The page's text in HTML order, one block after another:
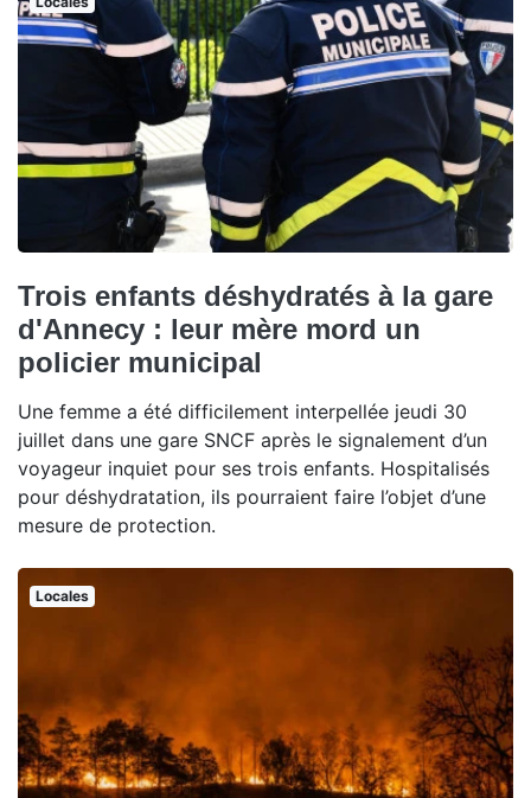
Trois enfants déshydratés à la gare
d'Annecy : leur mère mord un
policier municipal
Une femme a été difficilement interpellée jeudi 30
juillet dans une gare SNCF après le signalement d’un
voyageur inquiet pour ses trois enfants. Hospitalisés
pour déshydratation, ils pourraient faire l’objet d’une
mesure de protection.
Locales